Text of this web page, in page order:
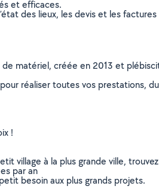
et efficaces.
des lieux, les devis et les
matériel, créée en 2013 et
réaliser toutes vos prestations,
!
village à la plus grande ville,
par an
besoin aux plus grands projets.